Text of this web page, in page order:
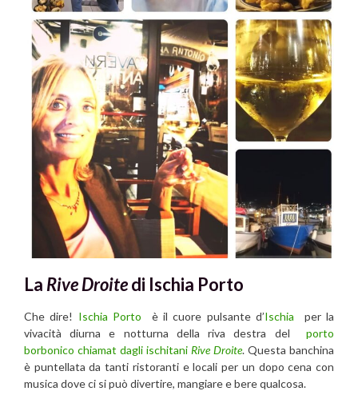
La Rive Droitedi Ischia Porto
Che dire! Ischia Porto è il cuore pulsante d’Ischia per la
vivacità diurna e notturna della riva destra del porto
borbonico chiamat dagli ischitani Rive Droite. Questa banchina
è puntellata da tanti ristoranti e locali per un dopo cena con
musica dove ci si può divertire, mangiare e bere qualcosa.